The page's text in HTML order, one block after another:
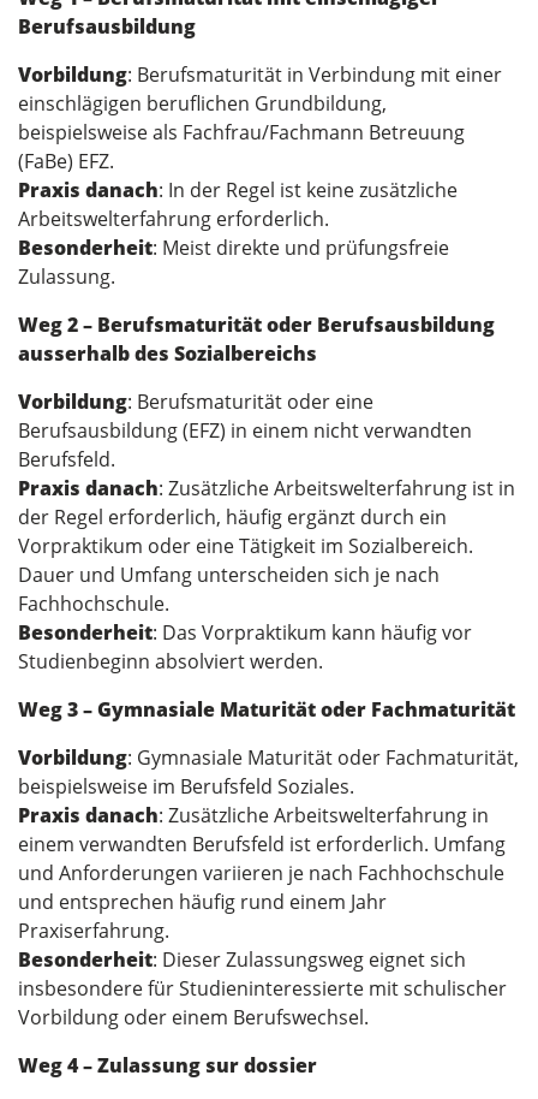
Berufsausbildung
Vorbildung: Berufsmaturität in Verbindung mit einer
einschlägigen beruflichen Grundbildung,
beispielsweise als Fachfrau/Fachmann Betreuung
(FaBe) EFZ.
Praxis danach: In der Regel ist keine zusätzliche
Arbeitswelterfahrung erforderlich.
Besonderheit: Meist direkte und prüfungsfreie
Zulassung.
Weg 2 – Berufsmaturität oder Berufsausbildung
ausserhalb des Sozialbereichs
Vorbildung: Berufsmaturität oder eine
Berufsausbildung (EFZ) in einem nicht verwandten
Berufsfeld.
Praxis danach: Zusätzliche Arbeitswelterfahrung ist in
der Regel erforderlich, häufig ergänzt durch ein
Vorpraktikum oder eine Tätigkeit im Sozialbereich.
Dauer und Umfang unterscheiden sich je nach
Fachhochschule.
Besonderheit: Das Vorpraktikum kann häufig vor
Studienbeginn absolviert werden.
Weg 3 – Gymnasiale Maturität oder Fachmaturität
Vorbildung: Gymnasiale Maturität oder Fachmaturität,
beispielsweise im Berufsfeld Soziales.
Praxis danach: Zusätzliche Arbeitswelterfahrung in
einem verwandten Berufsfeld ist erforderlich. Umfang
und Anforderungen variieren je nach Fachhochschule
und entsprechen häufig rund einem Jahr
Praxiserfahrung.
Besonderheit: Dieser Zulassungsweg eignet sich
insbesondere für Studieninteressierte mit schulischer
Vorbildung oder einem Berufswechsel.
Weg 4 – Zulassung sur dossier